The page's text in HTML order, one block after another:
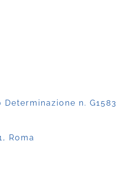
n.
Roma